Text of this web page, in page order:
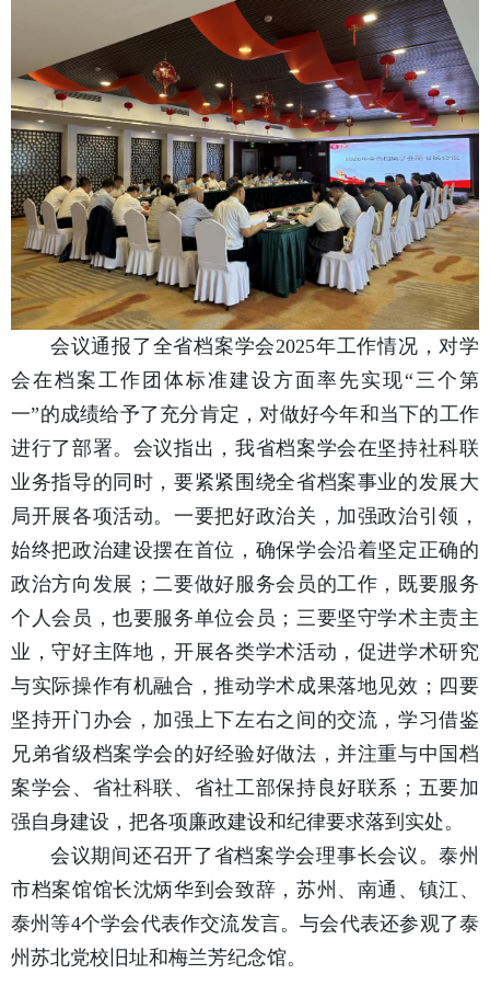
会议通报了全省档案学会2025年工作情况，对学
会在档案工作团体标准建设方面率先实现“三个第
一”的成绩给予了充分肯定，对做好今年和当下的工作
进行了部署。会议指出，我省档案学会在坚持社科联
业务指导的同时，要紧紧围绕全省档案事业的发展大
局开展各项活动。一要把好政治关，加强政治引领，
始终把政治建设摆在首位，确保学会沿着坚定正确的
政治方向发展；二要做好服务会员的工作，既要服务
个人会员，也要服务单位会员；三要坚守学术主责主
业，守好主阵地，开展各类学术活动，促进学术研究
与实际操作有机融合，推动学术成果落地见效；四要
坚持开门办会，加强上下左右之间的交流，学习借鉴
兄弟省级档案学会的好经验好做法，并注重与中国档
案学会、省社科联、省社工部保持良好联系；五要加
强自身建设，把各项廉政建设和纪律要求落到实处。
会议期间还召开了省档案学会理事长会议。泰州
市档案馆馆长沈炳华到会致辞，苏州、南通、镇江、
泰州等4个学会代表作交流发言。与会代表还参观了泰
州苏北党校旧址和梅兰芳纪念馆。